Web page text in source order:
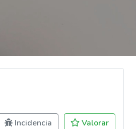
Incidencia Valorar